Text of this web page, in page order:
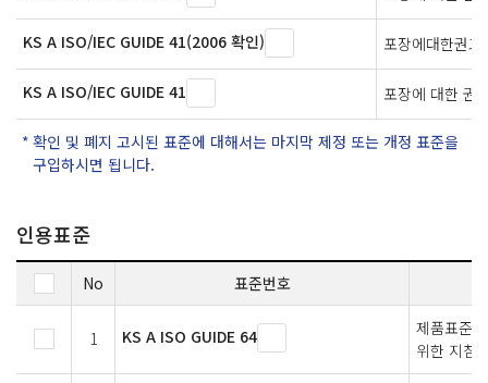
KS A ISO/IEC GUIDE 41(2006 확인) 포장에대한권고
KS A ISO/IEC GUIDE 41 포장에 대한 권
확인 및 폐지 고시된 표준에 대해서는 마지막 제정 또는 개정 표준을
구입하시면 됩니다.
인용표준
No 표준번호
1 KS A ISO GUIDE 64
제품표준
위한 지침